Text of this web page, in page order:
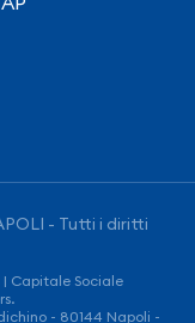
- Tutti i diritti
| Capitale Sociale
- 80144 Napoli -